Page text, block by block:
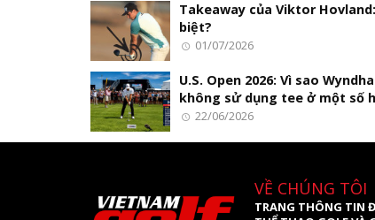
Takeaway của Viktor
biệt?
01/07/2026
U.S. Open 2026: Vì sao
không sử dụng tee ở một số
22/06/2026
VỀ CHÚNG TÔI
TRANG THÔNG TIN